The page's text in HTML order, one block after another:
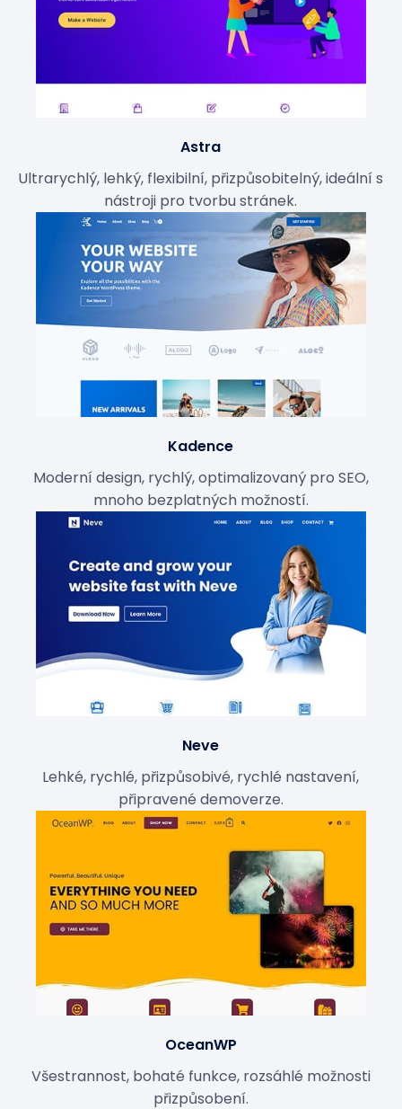
Astra
Ultrarychlý, lehký, flexibilní, přizpůsobitelný, ideální s
nástroji pro tvorbu stránek.
Kadence
Moderní design, rychlý, optimalizovaný pro SEO,
mnoho bezplatných možností.
Neve
Lehké, rychlé, přizpůsobivé, rychlé nastavení,
připravené demoverze.
OceanWP
Všestrannost, bohaté funkce, rozsáhlé možnosti
přizpůsobení.